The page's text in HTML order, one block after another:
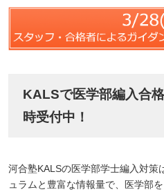
KALSで医学部編入合
時受付中！
河合塾KALSの医学部学士編入対策
ュラムと豊富な情報量で、医学部